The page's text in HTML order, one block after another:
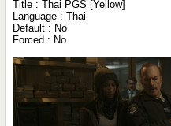
Title : Thai PGS [Yellow]
Language : Thai
Default : No
Forced : No